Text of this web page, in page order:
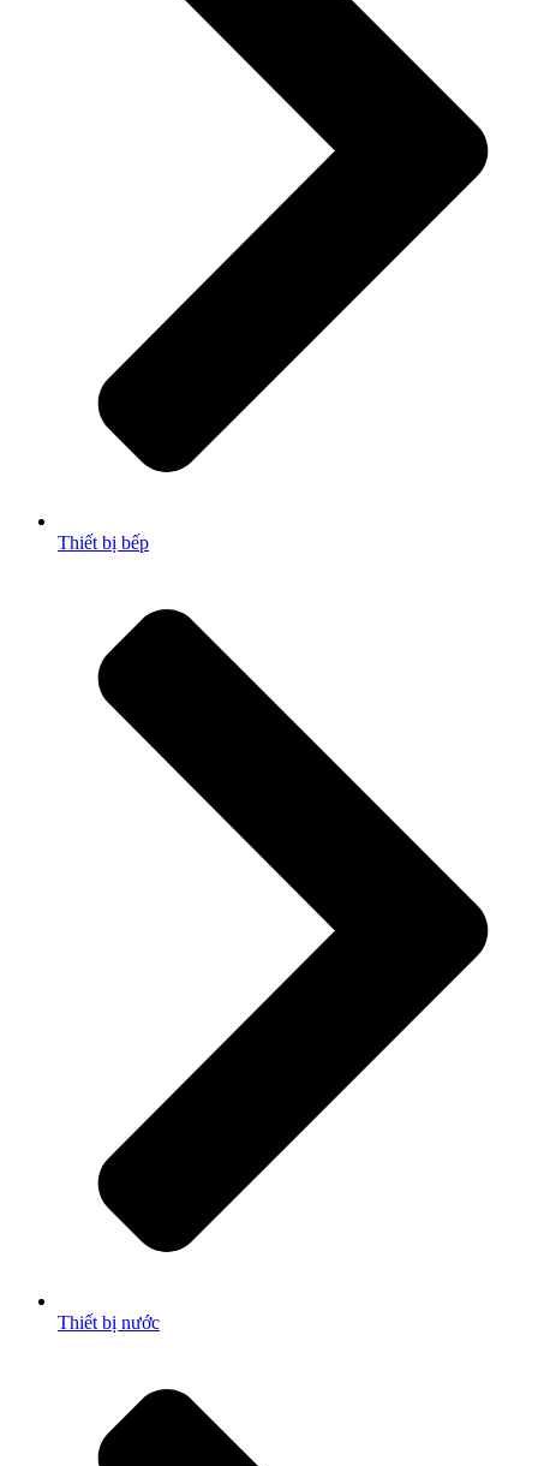
Thiết bị bếp
Thiết bị nước